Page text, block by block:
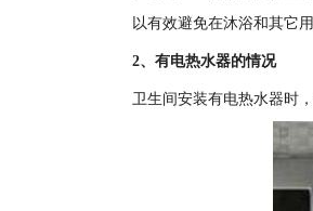
以有效避免在沐浴和其它
2、有电热水器的情况
卫生间安装有电热水器时